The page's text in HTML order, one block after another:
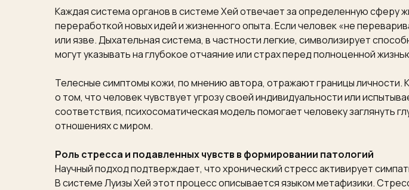
Каждая система органов в системе Хей отвечает за определенную сферу
переработкой новых идей и жизненного опыта. Если человек «не
или язве. Дыхательная система, в частности легкие, символизирует
могут указывать на глубокое отчаяние или страх перед полноценной
Телесные симптомы кожи, по мнению автора, отражают границы личности.
о том, что человек чувствует угрозу своей индивидуальности или
соответствия, психосоматическая модель помогает человеку заглянуть
отношениях с миром.
Роль стресса и подавленных чувств в формировании патологий
Научный подход подтверждает, что хронический стресс активирует
В системе Луизы Хей этот процесс описывается языком метафизики.